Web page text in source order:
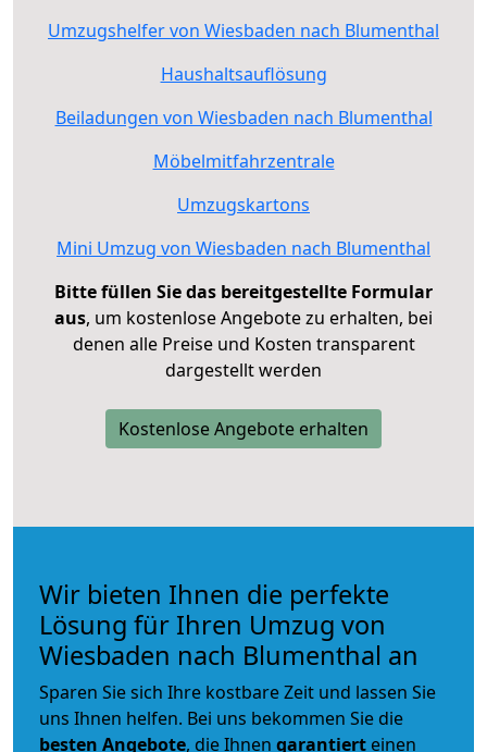
Umzugshelfer von Wiesbaden nach Blumenthal
Haushaltsauflösung
Beiladungen von Wiesbaden nach Blumenthal
Möbelmitfahrzentrale
Umzugskartons
Mini Umzug von Wiesbaden nach Blumenthal
Bitte füllen Sie das bereitgestellte Formular
aus, um kostenlose Angebote zu erhalten, bei
denen alle Preise und Kosten transparent
dargestellt werden
Kostenlose Angebote erhalten
Wir bieten Ihnen die perfekte
Lösung für Ihren Umzug von
Wiesbaden nach Blumenthal an
Sparen Sie sich Ihre kostbare Zeit und lassen Sie
uns Ihnen helfen. Bei uns bekommen Sie die
besten Angebote, die Ihnen garantiert einen